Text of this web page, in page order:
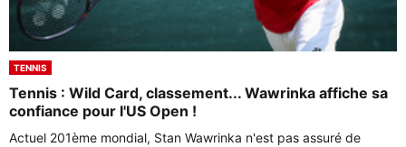
TENNIS
Tennis : Wild Card, classement... Wawrinka affiche sa
confiance pour l'US Open !
Actuel 201ème mondial, Stan Wawrinka n'est pas assuré de